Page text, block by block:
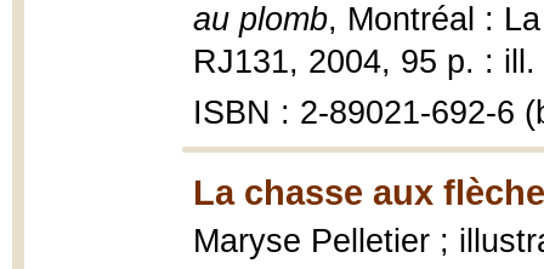
au plomb, Montréal :
RJ131, 2004, 95 p. :
ISBN : 2-89021-692-6
La chasse aux
Maryse Pelletier ;